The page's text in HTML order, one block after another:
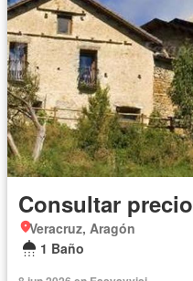
Consultar precio
Veracruz, Aragón
1 Baño